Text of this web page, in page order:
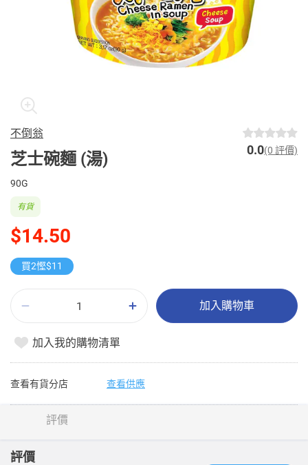
不倒翁
芝士碗麵 (湯) 0.0(0 評價)
90G
$14.50
有貨
買2慳$11
加入購物車
加入我的購物清單
查看有貨分店 查看供應
評價
評價